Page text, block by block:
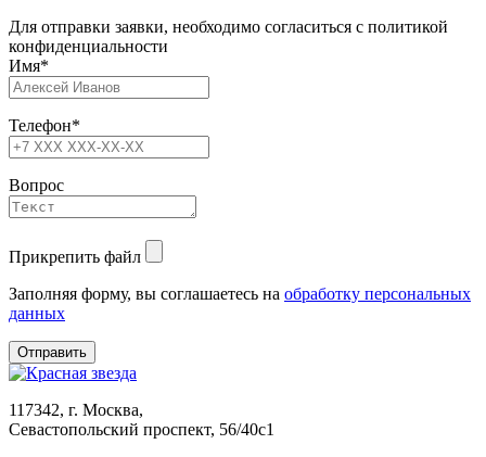
Для отправки заявки, необходимо согласиться с политикой
конфиденциальности
Имя*
Телефон*
Вопрос
Прикрепить файл
Заполняя форму, вы соглашаетесь на обработку персональных
данных
117342, г. Москва,
Севастопольский проспект, 56/40с1